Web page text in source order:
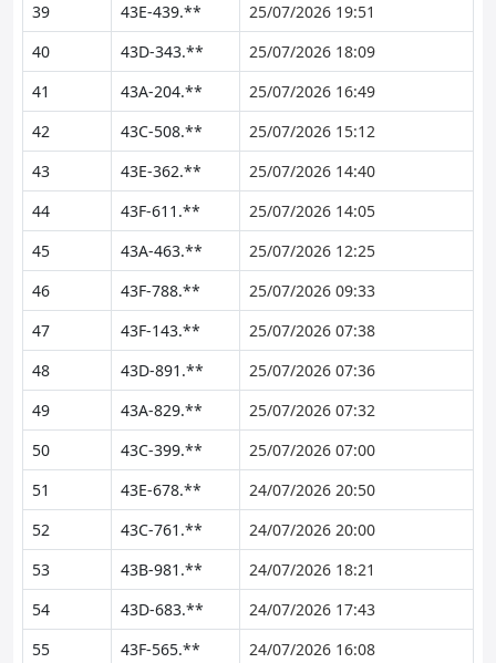
39
43E-439.**
25/07/2026 19:51
40
43D-343.**
25/07/2026 18:09
41
43A-204.**
25/07/2026 16:49
42
43C-508.**
25/07/2026 15:12
43
43E-362.**
25/07/2026 14:40
44
43F-611.**
25/07/2026 14:05
45
43A-463.**
25/07/2026 12:25
46
43F-788.**
25/07/2026 09:33
47
43F-143.**
25/07/2026 07:38
48
43D-891.**
25/07/2026 07:36
49
43A-829.**
25/07/2026 07:32
50
43C-399.**
25/07/2026 07:00
51
43E-678.**
24/07/2026 20:50
52
43C-761.**
24/07/2026 20:00
53
43B-981.**
24/07/2026 18:21
54
43D-683.**
24/07/2026 17:43
55
43F-565.** 24/07/2026 16:08